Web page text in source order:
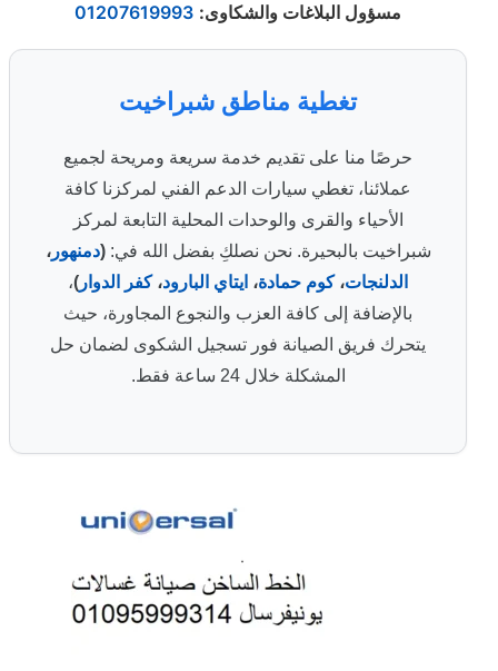
مسؤول البلاغات والشكاوى:
01207619993
تغطية مناطق شبراخيت
حرصًا منا على تقديم خدمة سريعة ومريحة لجميع
عملائنا، تغطي سيارات الدعم الفني لمركزنا كافة
الأحياء والقرى والوحدات المحلية التابعة لمركز
شبراخيت بالبحيرة. نحن نصلكِ بفضل الله في:(دمنهور،
الدلنجات،كوم حمادة، ايتاي البارود،كفر الدوار )،
بالإضافة إلى كافة العزب والنجوع المجاورة، حيث
يتحرك فريق الصيانة فور تسجيل الشكوى لضمان حل
المشكلة خلال 24 ساعة فقط.